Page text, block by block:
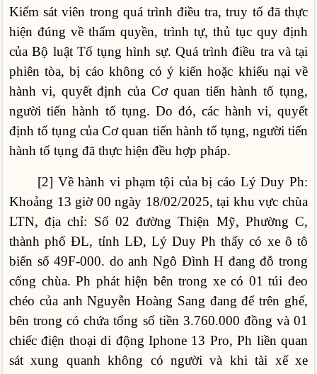
Kiểm sát viên trong quá trình điều tra, truy tố đã thực
hiện đúng về thẩm quyền, trình tự, thủ tục quy định
của Bộ luật Tố tụng hình sự. Quá trình điều tra và tại
phiên tòa, bị cáo không có ý kiến hoặc khiếu nại về
hành vi, quyết định của Cơ quan tiến hành tố tụng,
người tiến hành tố tụng. Do đó, các hành vi, quyết
định tố tụng của Cơ quan tiến hành tố tụng, người tiến
hành tố tụng đã thực hiện đều hợp pháp.
[2] Về hành vi phạm tội của bị cáo Lý Duy Ph:
Khoảng 13 giờ 00 ngày 18/02/2025, tại khu vực chùa
LTN, địa chỉ: Số 02 đường Thiện Mỹ, Phường C,
thành phố ĐL, tỉnh LĐ, Lý Duy Ph thấy có xe ô tô
biển số 49F-000. do anh Ngô Đình H đang đỗ trong
cổng chùa. Ph phát hiện bên trong xe có 01 túi đeo
chéo của anh Nguyễn Hoàng Sang đang để trên ghế,
bên trong có chứa tổng số tiền 3.760.000 đồng và 01
chiếc điện thoại di động Iphone 13 Pro, Ph liền quan
sát xung quanh không có người và khi tài xế xe